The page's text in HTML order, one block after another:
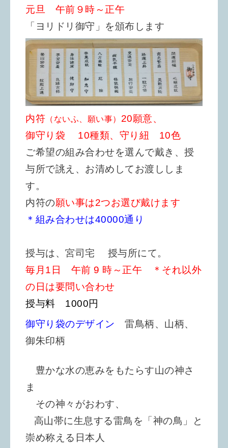
元旦 午前９時～正午
「ヨリドリ御守」を頒布します
内符 （ないふ、願い事） 20願意、
御守り袋 10種類、守り紐 10色
ご希望の組み合わせを選んで戴き、授
与所で誂え、お清めしてお渡ししま
す。
内符の願い事は2つお選び戴けます
＊組み合わせは40000通り
授与は、宮司宅 授与所にて。
毎月1日 午前 9 時～正午 ＊それ以外
の日は要問い合わせ
授与料 1000円
御守り袋のデザイン 雷鳥柄、山柄、
御朱印柄
豊かな水の恵みをもたらす山の神さ
ま
その神々がおわす、
高山帯に生息する雷鳥を「神の鳥」と
崇め称える日本人